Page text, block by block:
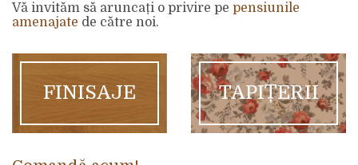
Vă invităm să aruncați o privire pe pensiunile
amenajate de către noi.
FINISAJE TAPIȚERII